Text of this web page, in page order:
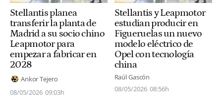
Stellantis planea
transferir la planta de
Madrid a su socio chino
Leapmotor para
empezar a fabricar en
2028
Ankor Tejero
08/05/2026 09:03h
Stellantis y Leapmotor
estudian producir en
Figueruelas un nuevo
modelo eléctrico de
Opel con tecnología
china
Raúl Gascón
08/05/2026 08:56h